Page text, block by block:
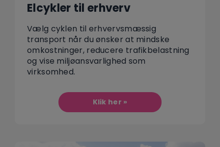
Elcykler til erhverv
Vælg cyklen til erhvervsmæssig
transport når du ønsker at mindske
omkostninger, reducere trafikbelastning
og vise miljøansvarlighed som
virksomhed.
Klik her »